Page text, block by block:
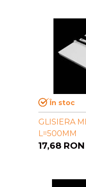
În stoc
GLISIERA
L=500MM
17,68 RON